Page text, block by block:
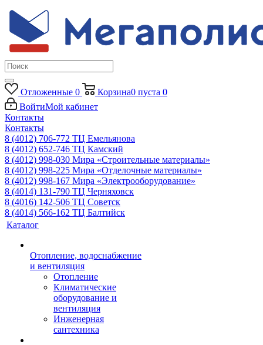
Отложенные 0 Корзина0 пуста 0
ВойтиМой кабинет
Контакты
Контакты
8 (4012) 706-772 ТЦ Емельянова
8 (4012) 652-746 ТЦ Камский
8 (4012) 998-030 Мира «Строительные материалы»
8 (4012) 998-225 Мира «Отделочные материалы»
8 (4012) 998-167 Мира «Электрооборудование»
8 (4014) 131-790 ТЦ Черняховск
8 (4016) 142-506 ТЦ Советск
8 (4014) 566-162 ТЦ Балтийск
Каталог
Отопление, водоснабжение
и вентиляция
Отопление
Климатические
оборудование и
вентиляция
Инженерная
сантехника